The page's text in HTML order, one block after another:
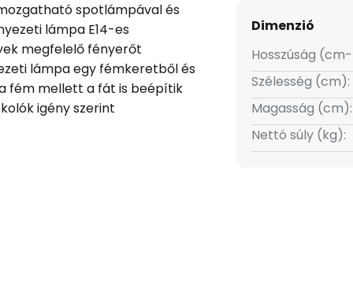
spotlámpával és
lámpa E14-es
megfelelő fényerőt
lámpa egy fémkeretből és
fém mellett a fát is beépítik
igény szerint
fényforrás a konyhába és
Dimenzió
Hosszúság
Szélesség (cm):
Magasság (cm):
Nettó súly (kg):